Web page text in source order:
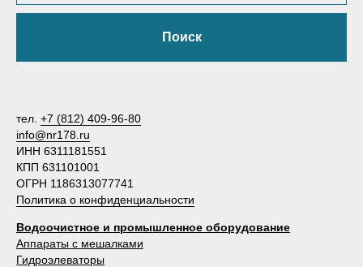
Поиск
тел. +7 (812) 409-96-80
info@nr178.ru
ИНН 6311181551
КПП 631101001
ОГРН 1186313077741
Политика о конфиденциальности
Водоочистное и промышленное оборудование
Аппараты с мешалками
Гидроэлеваторы